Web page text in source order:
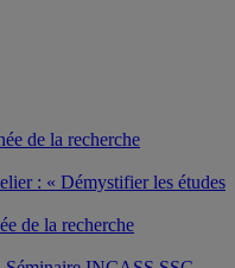
de la recherche
: « Démystifier les études
de la recherche